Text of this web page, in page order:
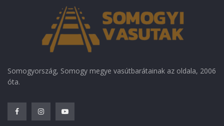
Somogyország, Somogy megye vasútbarátainak az oldala, 2006
óta.